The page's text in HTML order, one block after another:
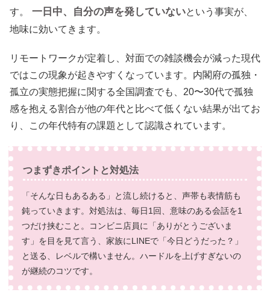
す。
一日中、自分の声を発していないという事実が、
地味に効いてきます。
リモートワークが定着し、対面での雑談機会が減った現代
ではこの現象が起きやすくなっています。内閣府の孤独・
孤立の実態把握に関する全国調査でも、20〜30代で孤独
感を抱える割合が他の年代と比べて低くない結果が出てお
り、この年代特有の課題として認識されています。
つまずきポイントと対処法
「そんな日もあるある」と流し続けると、声帯も表情筋も
鈍っていきます。対処法は、毎日1回、意味のある会話を1
つだけ挟むこと。コンビニ店員に「ありがとうございま
す」を目を見て言う、家族にLINEで「今日どうだった？」
と送る、レベルで構いません。ハードルを上げすぎないの
が継続のコツです。